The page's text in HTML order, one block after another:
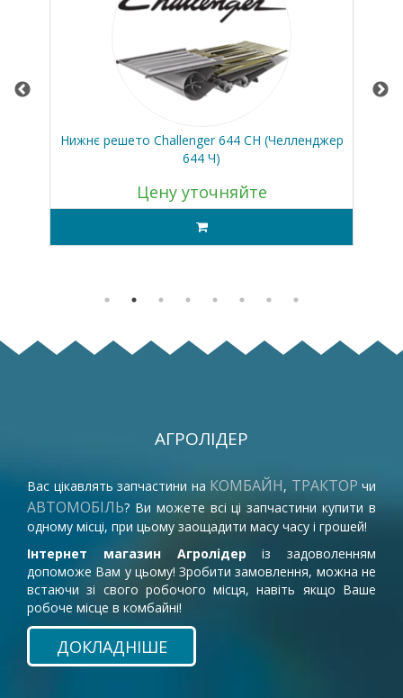
Нижнє решето Challenger 644 CH (Челленджер
644 Ч)
Цену уточняйте
АГРОЛІДЕР
Вас цікавлять запчастини на КОМБАЙН, ТРАКТОР чи
АВТОМОБІЛЬ? Ви можете всі ці запчастини купити в
одному місці, при цьому заощадити масу часу і грошей!
Інтернет магазин Агролідер із задоволенням
допоможе Вам у цьому! Зробити замовлення, можна не
встаючи зі свого робочого місця, навіть якщо Ваше
робоче місце в комбайні!
ДОКЛАДНІШЕ